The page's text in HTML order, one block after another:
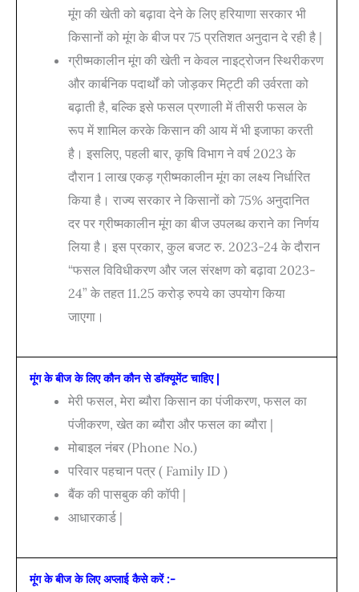
मूंग की खेती को बढ़ावा देने के लिए हरियाणा सरकार भी
किसानों को मूंग के बीज पर 75 प्रतिशत अनुदान दे रही है |
ग्रीष्मकालीन मूंग की खेती न केवल नाइट्रोजन स्थिरीकरण
और कार्बनिक पदार्थों को जोड़कर मिट्टी की उर्वरता को
बढ़ाती है, बल्कि इसे फसल प्रणाली में तीसरी फसल के
रूप में शामिल करके किसान की आय में भी इजाफा करती
है। इसलिए, पहली बार, कृषि विभाग ने वर्ष 2023 के
दौरान 1 लाख एकड़ ग्रीष्मकालीन मूंग का लक्ष्य निर्धारित
किया है। राज्य सरकार ने किसानों को 75% अनुदानित
दर पर ग्रीष्मकालीन मूंग का बीज उपलब्ध कराने का निर्णय
लिया है। इस प्रकार, कुल बजट रु. 2023-24 के दौरान
“फसल विविधीकरण और जल संरक्षण को बढ़ावा 2023-
24” के तहत 11.25 करोड़ रुपये का उपयोग किया
जाएगा।
मूंग के बीज के लिए कौन कौन से डॉक्यूमेंट चाहिए |
मेरी फसल, मेरा ब्यौरा किसान का पंजीकरण, फसल का
पंजीकरण, खेत का ब्यौरा और फसल का ब्यौरा |
मोबाइल नंबर (Phone No.)
परिवार पहचान पत्र ( Family ID )
बैंक की पासबुक की कॉपी |
आधारकार्ड |
मूंग के बीज के लिएअप्लाई कैसे करें :-